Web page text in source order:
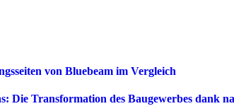
von Bluebeam im Vergleich
Die Transformation des Baugewerbes dank